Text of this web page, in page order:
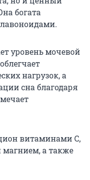
богата
уровень мочевой
нагрузок, а
сна благодаря
витаминами С,
а также